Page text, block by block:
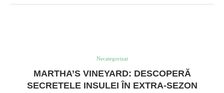
Necategorizat
MARTHA’S VINEYARD: DESCOPERĂ
SECRETELE INSULEI ÎN EXTRA-SEZON